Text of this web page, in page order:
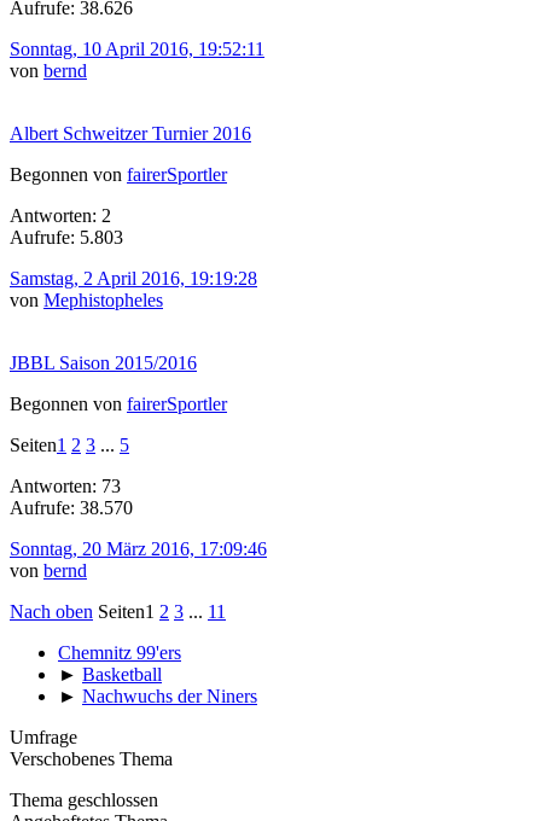
Aufrufe: 38.626
Sonntag, 10 April 2016, 19:52:11
von bernd
Albert Schweitzer Turnier 2016
Begonnen von fairerSportler
Antworten: 2
Aufrufe: 5.803
Samstag, 2 April 2016, 19:19:28
von Mephistopheles
JBBL Saison 2015/2016
Begonnen von fairerSportler
Seiten1 2 3 ... 5
Antworten: 73
Aufrufe: 38.570
Sonntag, 20 März 2016, 17:09:46
von bernd
Nach oben Seiten1 2 3 ... 11
Chemnitz 99'ers
► Basketball
► Nachwuchs der Niners
Umfrage
Verschobenes Thema
Thema geschlossen